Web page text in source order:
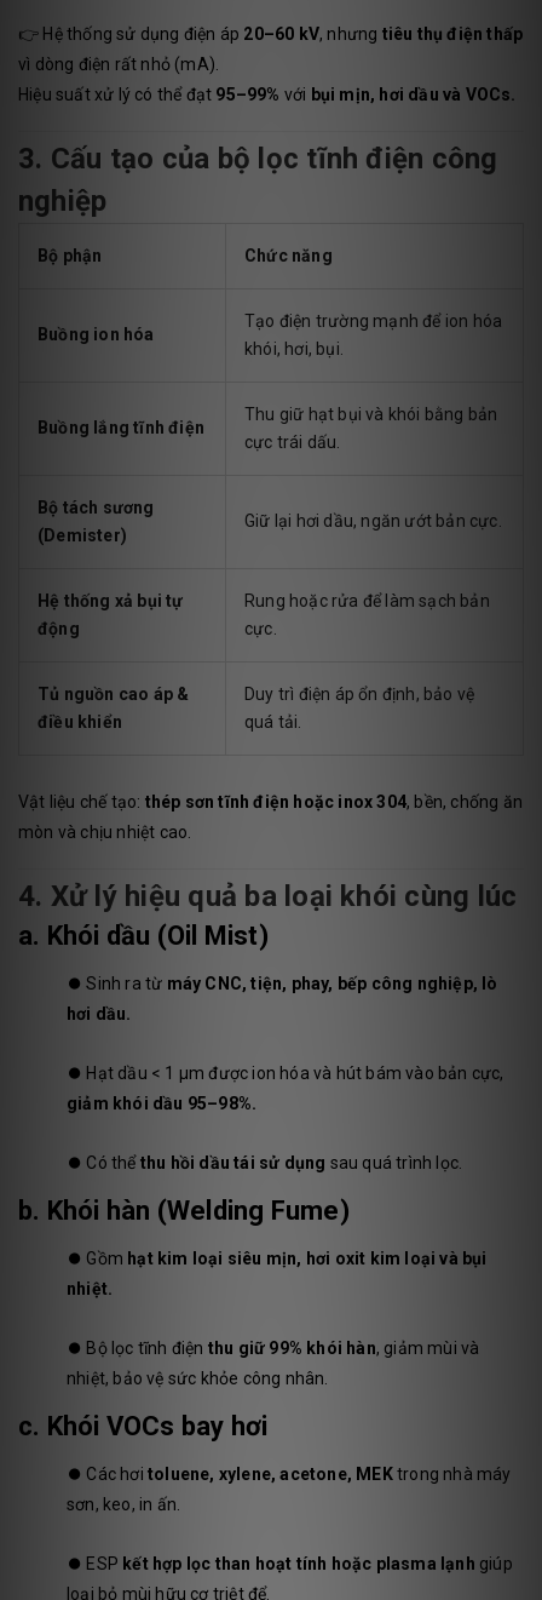
👉 Hệ thống sử dụng điện áp 20–60 kV, nhưng tiêu thụ điện thấp
vì dòng điện rất nhỏ (mA).
Hiệu suất xử lý có thể đạt 95–99% với bụi mịn, hơi dầu và VOCs.
3. Cấu tạo của bộ lọc tĩnh điện công
nghiệp
Bộ phận Chức năng
Buồng ion hóa
Tạo điện trường mạnh để ion hóa
khói, hơi, bụi.
Buồng lắng tĩnh điện
Thu giữ hạt bụi và khói bằng bản
cực trái dấu.
Bộ tách sương
(Demister)
Giữ lại hơi dầu, ngăn ướt bản cực.
Hệ thống xả bụi tự
động
Rung hoặc rửa để làm sạch bản
cực.
Tủ nguồn cao áp &
điều khiển
Duy trì điện áp ổn định, bảo vệ
quá tải.
Vật liệu chế tạo: thép sơn tĩnh điện hoặc inox 304, bền, chống ăn
mòn và chịu nhiệt cao.
4. Xử lý hiệu quả ba loại khói cùng lúc
a. Khói dầu (Oil Mist)
⏺️Sinh ra từ máy CNC, tiện, phay, bếp công nghiệp, lò
hơi dầu.
⏺️ Hạt dầu < 1 µm được ion hóa và hút bám vào bản cực,
giảm khói dầu 95–98%.
⏺️ Có thểthu hồi dầu tái sử dụng sau quá trình lọc.
b. Khói hàn (Welding Fume)
⏺️ Gồm hạt kim loại siêu mịn, hơi oxit kim loại và bụi
nhiệt.
⏺️ Bộ lọc tĩnh điện thu giữ 99% khói hàn, giảm mùi và
nhiệt, bảo vệ sức khỏe công nhân.
c. Khói VOCs bay hơi
⏺️ Các hơitoluene, xylene, acetone, MEKtrong nhà máy
sơn, keo, in ấn.
⏺️ ESP kết hợp lọc than hoạt tính hoặc plasma lạnh giúp
loại bỏ mùi hữu cơ triệt để.